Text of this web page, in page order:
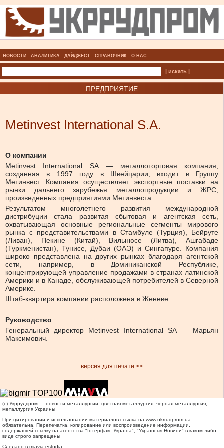
НОВОСТИ АНАЛИТИКА ДАЙДЖЕСТ СПРАВОЧНИК О НАС
| искать |
ПРЕДПРИЯТИЕ
Metinvest International S.A.
О компании
Metinvest International SA — металлоторговая компания,
созданная в 1997 году в Швейцарии, входит в Группу
Метинвест. Компания осуществляет экспортные поставки на
рынки дальнего зарубежья металлопродукции и ЖРС,
произведенных предприятиями Метинвеста.
Результатом многолетнего развития международной
дистрибуции стала развитая сбытовая и агентская сеть,
охватывающая основные региональные сегменты мирового
рынка с представительствами в Стамбуле (Турция), Бейруте
(Ливан), Пекине (Китай), Вильнюсе (Литва), Ашгабаде
(Туркменистан), Тунисе, Дубаи (ОАЭ) и Сингапуре. Компания
широко представлена на других рынках благодаря агентской
сети, например, в Доминиканской Республике,
концентрирующей управление продажами в странах латинской
Америки и в Канаде, обслуживающей потребителей в Северной
Америке.
Штаб-квартира компании расположена в Женеве.
Руководство
Генеральный директор Metinvest International SA — Марьян
Максимович.
версия для печати >>
(c) Укррудпром — новости металлургии: цветная металлургия, черная металлургия,
металлургия Украины
При цитировании и использовании материалов ссылка на www.ukrrudprom.ua
обязательна. Перепечатка, копирование или воспроизведение информации,
содержащей ссылку на агентства "Iнтерфакс-Україна", "Українськi Новини" в каком-либо
виде строго запрещены